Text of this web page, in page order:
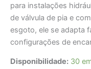
para instalações
de válvula de pia e
esgoto, ele se adapta
configurações de
Disponibilidade: 30